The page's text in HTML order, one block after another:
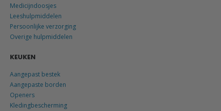
Medicijndoosjes
Leeshulpmiddelen
Persoonlijke verzorging
Overige hulpmiddelen
KEUKEN
Aangepast bestek
Aangepaste borden
Openers
Kledingbescherming